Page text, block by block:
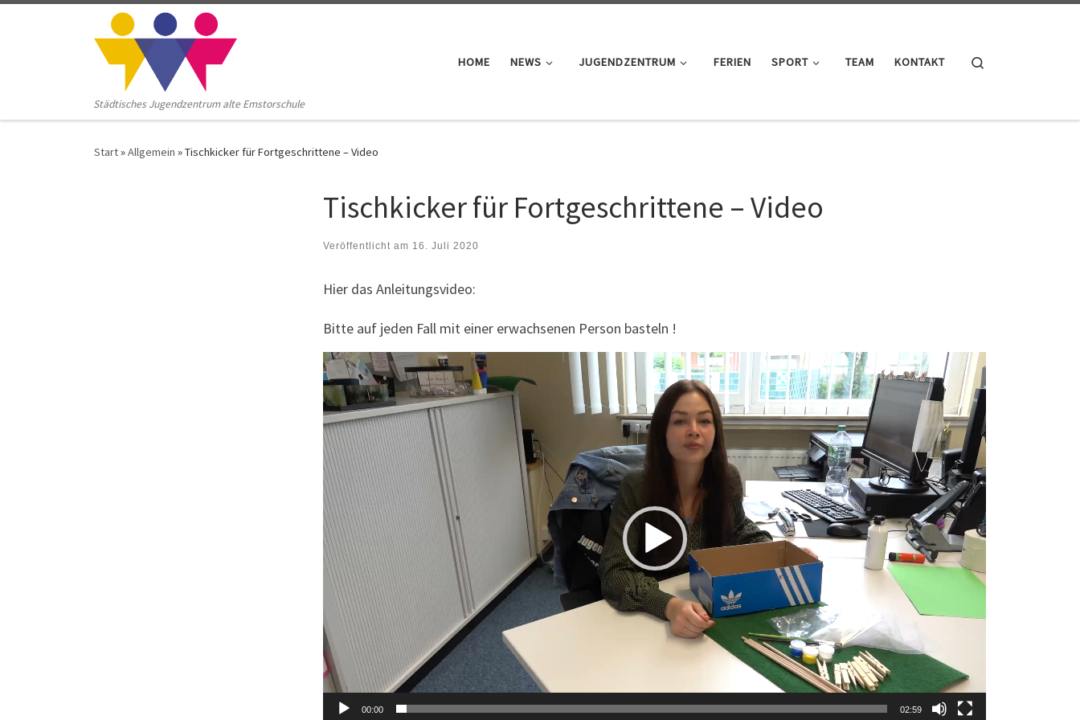
Zum Inhalt springen
Städtisches Jugendzentrum alte Emstorschule
HOME NEWS JUGENDZENTRUM FERIEN SPORT TEAM KONTAKT
Start»Allgemein »Tischkicker für Fortgeschrittene – Video
Tischkicker für Fortgeschrittene – Video
Veröffentlicht am 16. Juli 2020
Hier das Anleitungsvideo:
Bitte auf jeden Fall mit einer erwachsenen Person basteln !
Video-
Player
00:00 02:59